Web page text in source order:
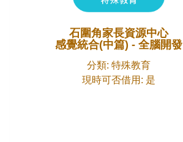
石圍角家長資源中心
感覺統合(中篇) - 全腦開發
分類: 特殊教育
現時可否借用: 是